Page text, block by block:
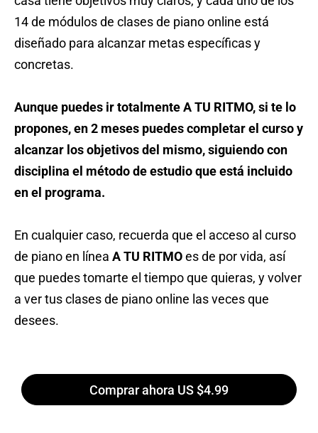
14 de módulos de clases de piano online está
diseñado para alcanzar metas específicas y
concretas.
Aunque puedes ir totalmente A TU RITMO, si te lo
propones, en 2 meses puedes completar el curso y
alcanzar los objetivos del mismo, siguiendo con
disciplina el método de estudio que está incluido
en el programa.
En cualquier caso, recuerda que el acceso al curso
de piano en línea A TU RITMOes de por vida, así
que puedes tomarte el tiempo que quieras, y volver
a ver tus clases de piano online las veces que
desees.
Comprar ahora US $4.99